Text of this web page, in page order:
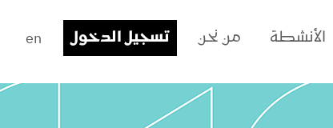
الأنشطة من نحن تسجيل الدخول en